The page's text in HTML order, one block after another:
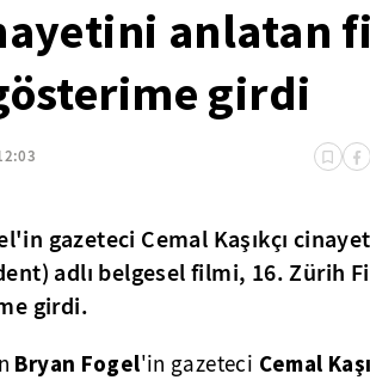
anlatan
girdi
gazeteci Cemal Kaşıkçı
adlı belgesel filmi, 16. Zürih
girdi.
Bryan Fogel'in gazeteci Cemal